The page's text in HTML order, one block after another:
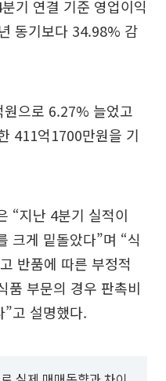
기 연결 기준 영업이익
동기보다 34.98% 감
으로 6.27% 늘었고
411억1700만원을 기
“지난 4분기 실적이
크게 밑돌았다”며 “식
반품에 따른 부정적
품 부문의 경우 판촉비
고 설명했다.